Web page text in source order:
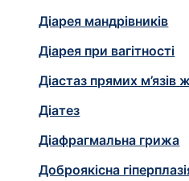
Діарея мандрівників
Діарея при вагітності
Діастаз прямих м’язів
Діатез
Діафрагмальна грижа
Доброякісна